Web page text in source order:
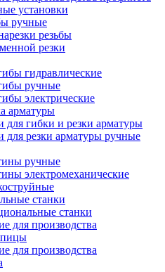
установки
ручные
резьбы
резки
гидравлические
ручные
электрические
арматуры
для гибки и резки арматуры
для резки арматуры ручные
ручные
электромеханические
станки
станки
для производства
для производства